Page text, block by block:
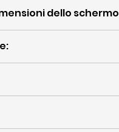
dello schermo
: